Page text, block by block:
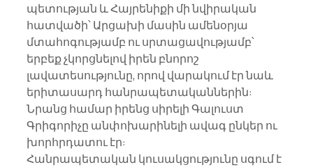
պետության և Հայրենիքի մի նվիրական
հատվածի՝ Արցախի մասին ամենօրյա
մտահոգությամբ ու սրտացավությամբ՝
երբեք չկորցնելով իրեն բնորոշ
լավատեսությունը, որով վարակում էր նաև
երիտասարդ հանրապետականներին:
Նրանց համար իրենց սիրելի Գալուստ
Գրիգորիչը անփոխարինելի ավագ ընկեր ու
խորհրդատու էր:
Հանրապետական կուսակցությունը սգում է